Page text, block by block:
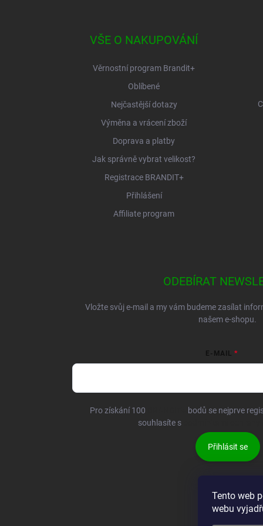
Tento web
webu
VŠE O NAKUPOVÁNÍ
Věrnostní program Brandit+
Oblíbené
Nejčastější dotazy
Výměna a vrácení zboží
Doprava a platby
Jak správně vybrat velikost?
Registrace BRANDIT+
Přihlášení
Affiliate program
ODEBÍRAT
Vložte svůj e-mail a my vám budeme zasílat
našem e-shopu.
E-MAIL
Pro získání 100
bodů se nejprve
souhlasíte s
Přihlásit se